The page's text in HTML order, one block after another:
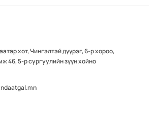
хот, Чингэлтэй дүүрэг, 6-р хороо,
46, 5-р сургуулийн зүүн хойно